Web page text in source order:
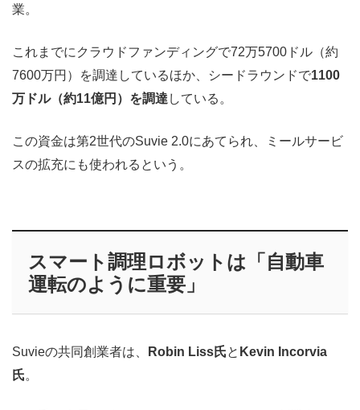
業。
これまでにクラウドファンディングで72万5700ドル（約
7600万円）を調達しているほか、シードラウンドで1100
万ドル（約11億円）を調達 している。
この資金は第2世代のSuvie 2.0にあてられ、ミールサービ
スの拡充にも使われるという。
スマート調理ロボットは「自動車
運転のように重要」
Suvieの共同創業者は、 Robin Liss氏と Kevin Incorvia
氏。